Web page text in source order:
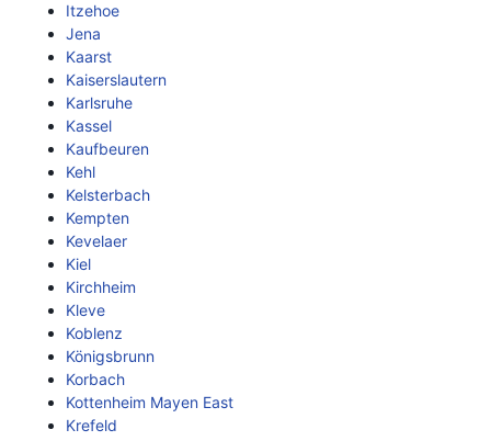
Itzehoe
Jena
Kaarst
Kaiserslautern
Karlsruhe
Kassel
Kaufbeuren
Kehl
Kelsterbach
Kempten
Kevelaer
Kiel
Kirchheim
Kleve
Koblenz
Königsbrunn
Korbach
Kottenheim Mayen East
Krefeld